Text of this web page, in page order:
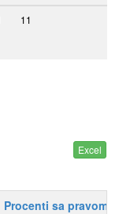
11
Procenti sa pravom